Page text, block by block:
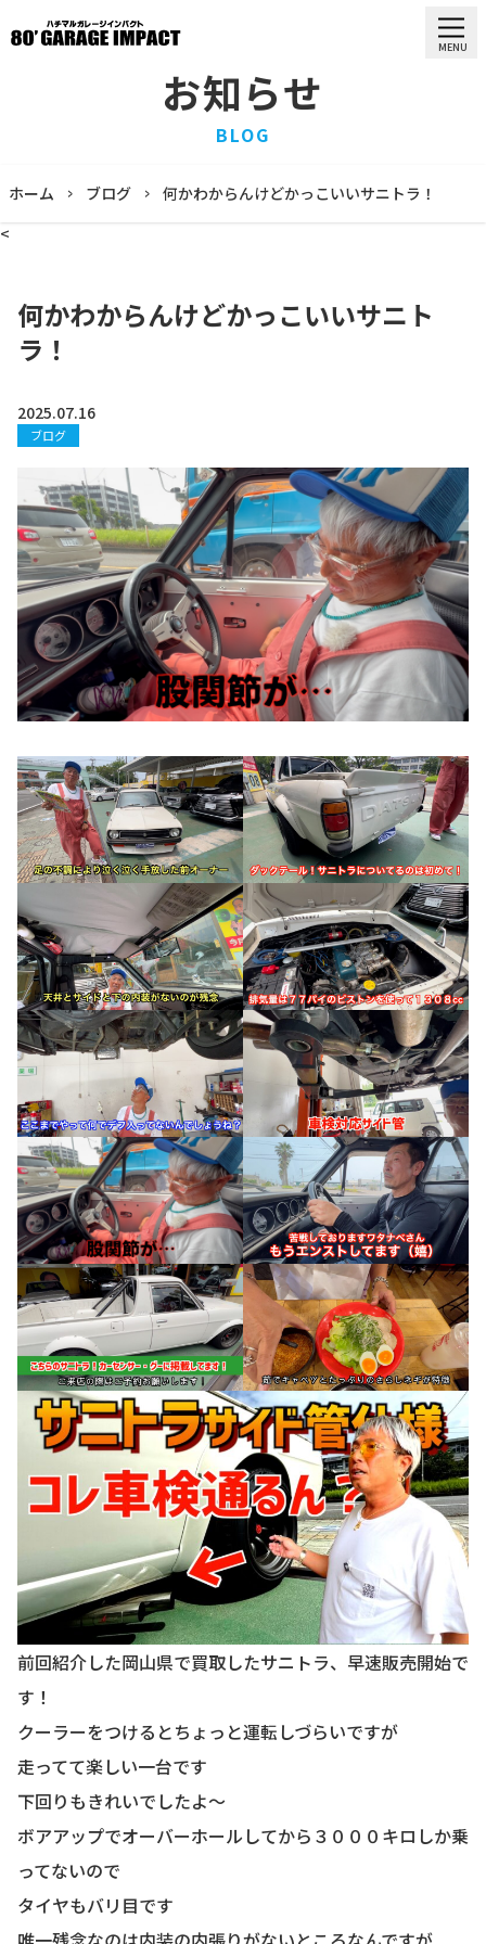
MENU
HOME
ホーム
PURCHASE
買取情報
求人情報
BLOG
お知らせ
CONTACT
お問合わせ
お知らせ
BLOG
ホーム ブログ
何かわからんけどかっこいいサニトラ！
<
何かわからんけどかっこいいサニト
ラ！
2025.07.16
ブログ
前回紹介した岡山県で買取したサニトラ、早速販売開始で
す！
クーラーをつけるとちょっと運転しづらいですが
走ってて楽しい一台です
下回りもきれいでしたよ〜
ボアアップでオーバーホールしてから３０００キロしか乗
ってないので
タイヤもバリ目です